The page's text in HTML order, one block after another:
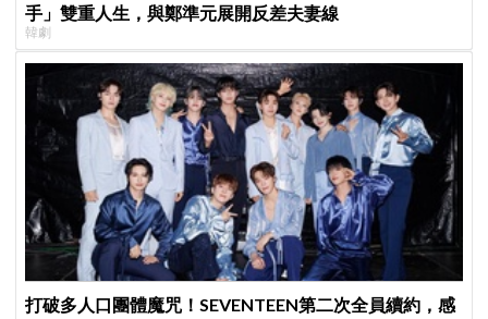
手」雙重人生，與鄭準元展開反差夫妻線
韓劇
打破多人口團體魔咒！SEVENTEEN第二次全員續約，感